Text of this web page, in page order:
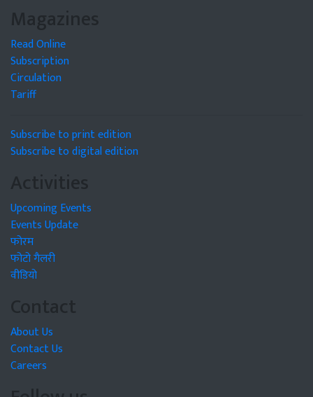
Magazines
Read Online
Subscription
Circulation
Tariff
Subscribe to print edition
Subscribe to digital edition
Activities
Upcoming Events
Events Update
फोरम
फोटो गैलरी
वीडियो
Contact
About Us
Contact Us
Careers